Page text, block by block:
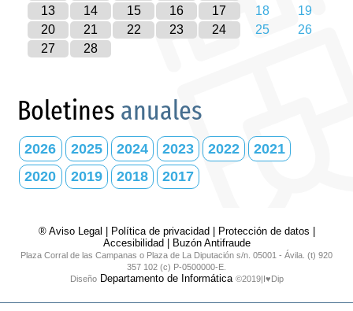
13
14 15 16 17 18
19
20
21 22 23 24 25
26
27
28
Boletines anuales
2026 2025 2024 2023 2022
2021
2020
2019 2018 2017
® Aviso Legal Política de privacidad Protección de datos
Accesibilidad
Buzón Antifraude
Plaza Corral de las Campanas o Plaza de La Diputación s/n. 05001 - Ávila. (t) 920
357 102 (c) P-0500000-E.
DiseñoDepartamento de Informática ©2019|I♥Dip